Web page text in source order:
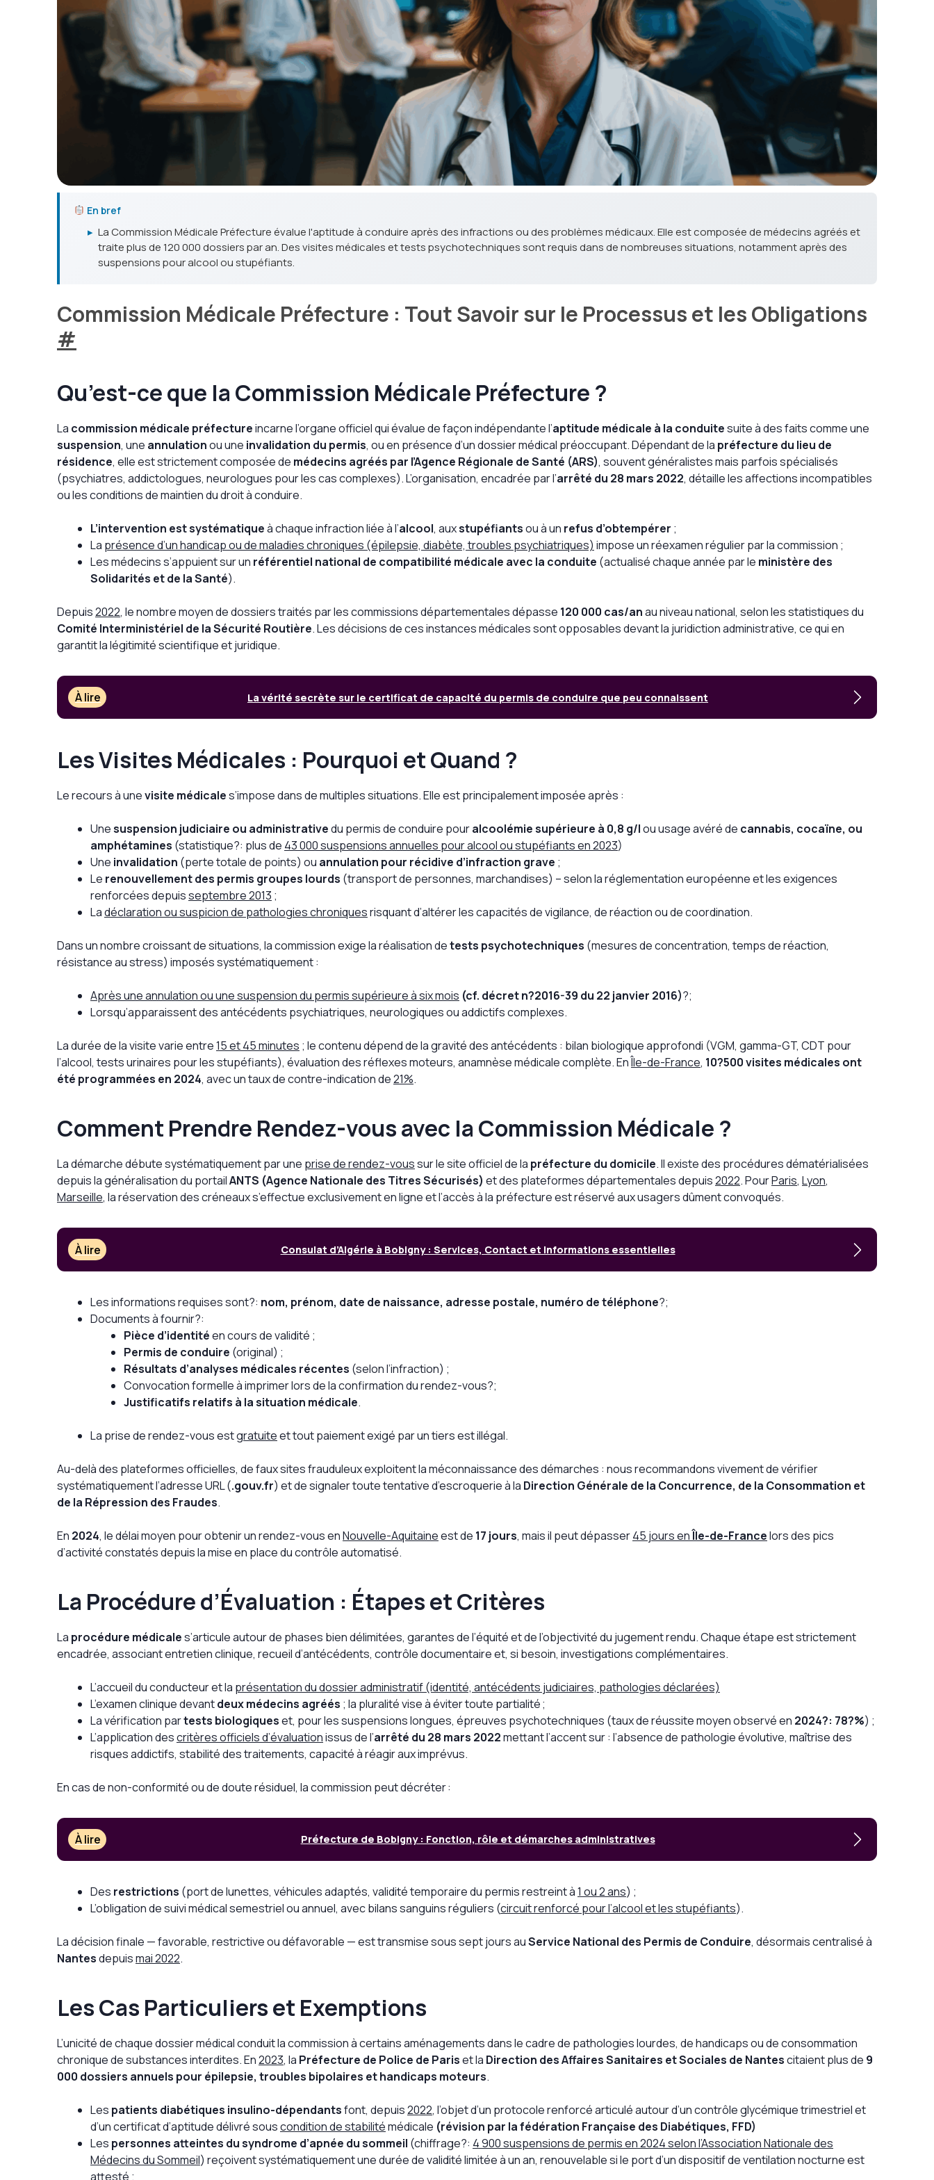
En bref
▸ La Commission Médicale Préfecture évalue l'aptitude à conduire après des infractions ou des problèmes médicaux. Elle est composée de médecins agréés et
traite plus de 120 000 dossiers par an. Des visites médicales et tests psychotechniques sont requis dans de nombreuses situations, notamment après des
suspensions pour alcool ou stupéfiants.
Commission Médicale Préfecture : Tout Savoir sur le Processus et les Obligations
#
Qu’est-ce que la Commission Médicale Préfecture ?
La commission médicale préfectureincarne l’organe officiel qui évalue de façon indépendante l’aptitude médicale à la conduitesuite à des faits comme une
suspension, une annulationou une invalidation du permis, ou en présence d’un dossier médical préoccupant. Dépendant de la préfecture du lieu de
résidence, elle est strictement composée de médecins agréés par l’Agence Régionale de Santé (ARS), souvent généralistes mais parfois spécialisés
(psychiatres, addictologues, neurologues pour les cas complexes). L’organisation, encadrée par l’arrêté du 28 mars 2022, détaille les affections incompatibles
ou les conditions de maintien du droit à conduire.
L’intervention est systématiqueà chaque infraction liée à l’alcool, auxstupéfiantsou à un refus d’obtempérer ;
La présence d’un handicap ou de maladies chroniques (épilepsie, diabète, troubles psychiatriques) impose un réexamen régulier par la commission ;
Les médecins s’appuient sur un référentiel national de compatibilité médicale avec la conduite (actualisé chaque année par le ministère des
Solidarités et de la Santé).
Depuis2022, le nombre moyen de dossiers traités par les commissions départementales dépasse 120 000 cas/anau niveau national, selon les statistiques du
Comité Interministériel de la Sécurité Routière. Les décisions de ces instances médicales sont opposables devant la juridiction administrative, ce qui en
garantit la légitimité scientifique et juridique.
À lire La vérité secrète sur le certificat de capacité du permis de conduire que peu connaissent
Les Visites Médicales : Pourquoi et Quand ?
Le recours à unevisite médicales’impose dans de multiples situations. Elle est principalement imposée après :
Unesuspension judiciaire ou administrativedu permis de conduire pouralcoolémie supérieure à 0,8 g/lou usage avéré de cannabis, cocaïne, ou
amphétamines (statistique?: plus de 43 000 suspensions annuelles pour alcool ou stupéfiants en 2023)
Une invalidation (perte totale de points) ou annulation pour récidive d’infraction grave ;
Le renouvellement des permis groupes lourds (transport de personnes, marchandises) – selon la réglementation européenne et les exigences
renforcées depuisseptembre 2013 ;
Ladéclaration ou suspicion de pathologies chroniquesrisquant d’altérer les capacités de vigilance, de réaction ou de coordination.
Dans un nombre croissant de situations, la commission exige la réalisation detests psychotechniques (mesures de concentration, temps de réaction,
résistance au stress) imposés systématiquement :
Après une annulation ou une suspension du permis supérieure à six mois (cf. décret n?2016-39 du 22 janvier 2016)?;
Lorsqu’apparaissent des antécédents psychiatriques, neurologiques ou addictifs complexes.
La durée de la visite varie entre15 et 45 minutes ; le contenu dépend de la gravité des antécédents : bilan biologique approfondi (VGM, gamma-GT, CDT pour
l’alcool, tests urinaires pour les stupéfiants), évaluation des réflexes moteurs, anamnèse médicale complète. EnÎle-de-France, 10?500 visites médicales ont
été programmées en 2024, avec un taux de contre-indication de21%.
Comment Prendre Rendez-vous avec la Commission Médicale ?
La démarche débute systématiquement par une prise de rendez-voussur le site officiel de la préfecture du domicile. Il existe des procédures dématérialisées
depuis la généralisation du portailANTS (Agence Nationale des Titres Sécurisés) et des plateformes départementales depuis2022. PourParis, Lyon,
Marseille, la réservation des créneaux s’effectue exclusivement en ligne et l’accès à la préfecture est réservé aux usagers dûment convoqués.
À lire Consulat d’Algérie à Bobigny : Services, Contact et Informations essentielles
Les informations requises sont?: nom, prénom, date de naissance, adresse postale, numéro de téléphone?;
Documents à fournir?:
Pièce d’identitéen cours de validité ;
Permis de conduire (original) ;
Résultats d’analyses médicales récentes (selon l’infraction) ;
Convocation formelle à imprimer lors de la confirmation du rendez-vous?;
Justificatifs relatifs à la situation médicale.
La prise de rendez-vous estgratuiteet tout paiement exigé par un tiers est illégal.
Au-delà des plateformes officielles, de faux sites frauduleux exploitent la méconnaissance des démarches : nous recommandons vivement de vérifier
systématiquement l’adresse URL (.gouv.fr) et de signaler toute tentative d’escroquerie à la Direction Générale de la Concurrence, de la Consommation et
de la Répression des Fraudes.
En 2024, le délai moyen pour obtenir un rendez-vous enNouvelle-Aquitaineest de 17 jours, mais il peut dépasser45 jours enÎle-de-Francelors des pics
d’activité constatés depuis la mise en place du contrôle automatisé.
La Procédure d’Évaluation : Étapes et Critères
La procédure médicales’articule autour de phases bien délimitées, garantes de l’équité et de l’objectivité du jugement rendu. Chaque étape est strictement
encadrée, associant entretien clinique, recueil d’antécédents, contrôle documentaire et, si besoin, investigations complémentaires.
L’accueil du conducteur et la présentation du dossier administratif (identité, antécédents judiciaires, pathologies déclarées)
L’examen clinique devantdeux médecins agréés ; la pluralité vise à éviter toute partialité ;
La vérification partests biologiqueset, pour les suspensions longues, épreuves psychotechniques (taux de réussite moyen observé en 2024?: 78?%) ;
L’application descritères officiels d’évaluationissus de l’arrêté du 28 mars 2022mettant l’accent sur : l’absence de pathologie évolutive, maîtrise des
risques addictifs, stabilité des traitements, capacité à réagir aux imprévus.
En cas de non-conformité ou de doute résiduel, la commission peut décréter :
À lire Préfecture de Bobigny : Fonction, rôle et démarches administratives
Des restrictions (port de lunettes, véhicules adaptés, validité temporaire du permis restreint à1 ou 2 ans) ;
L’obligation de suivi médical semestriel ou annuel, avec bilans sanguins réguliers (circuit renforcé pour l’alcool et les stupéfiants).
La décision finale — favorable, restrictive ou défavorable — est transmise sous sept jours auService National des Permis de Conduire, désormais centralisé à
Nantesdepuismai 2022.
Les Cas Particuliers et Exemptions
L’unicité de chaque dossier médical conduit la commission à certains aménagements dans le cadre de pathologies lourdes, de handicaps ou de consommation
chronique de substances interdites. En2023, la Préfecture de Police de Pariset la Direction des Affaires Sanitaires et Sociales de Nantescitaient plus de 9
000 dossiers annuels pour épilepsie, troubles bipolaires et handicaps moteurs.
Les patients diabétiques insulino-dépendantsfont, depuis2022, l’objet d’un protocole renforcé articulé autour d’un contrôle glycémique trimestriel et
d’un certificat d’aptitude délivré souscondition de stabilitémédicale (révision par la fédération Française des Diabétiques, FFD)
Les personnes atteintes du syndrome d’apnée du sommeil (chiffrage?: 4 900 suspensions de permis en 2024 selon l’Association Nationale des
Médecins du Sommeil) reçoivent systématiquement une durée de validité limitée à un an, renouvelable si le port d’un dispositif de ventilation nocturne est
attesté ;